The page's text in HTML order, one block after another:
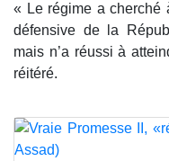
« Le régime a cherché
défensive de la
mais n’a réussi à
réitéré.